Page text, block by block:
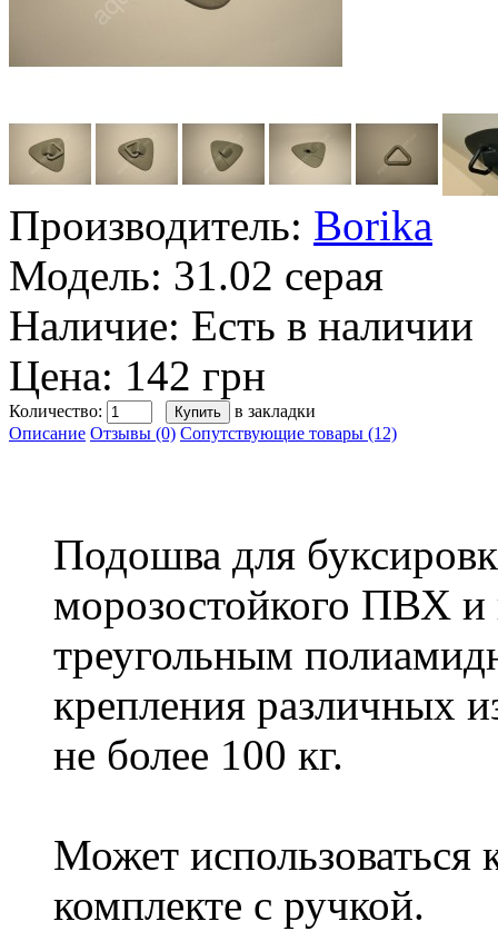
Производитель: Borika
Модель: 31.02 серая
Наличие: Есть в наличии
Цена: 142 грн
Количество:
в закладки
Описание Отзывы (0) Сопутствующие товары (12)
Подошва для
морозостойкого ПВХ и
треугольным
крепления различных
не более 100 кг.
Может использоваться
комплекте с ручкой.